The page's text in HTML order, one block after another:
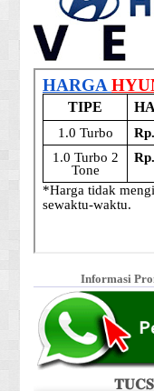
Informasi